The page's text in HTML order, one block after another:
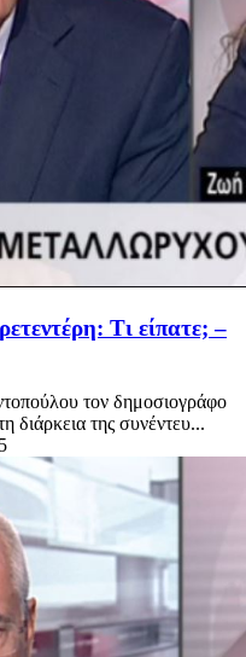
Τι είπατε; –
τον δημοσιογράφο
διάρκεια της συνέντευ...